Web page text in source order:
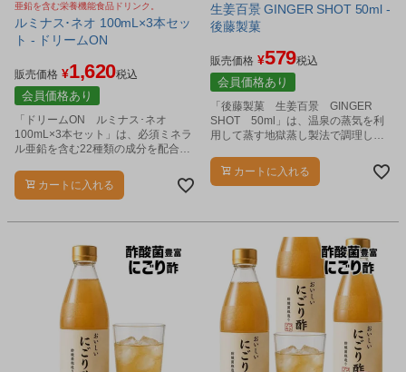
亜鉛を含む栄養機能食品ドリンク。
ルミナス･ネオ 100mL×3本セッ
ト - ドリームON
販売価格 ¥1,620税込
会員価格あり
「ドリームON ルミナス･ネオ
100mL×3本セット」は、必須ミネラ
ル亜鉛を含む22種類の成分を配合し
カートに入れる
生姜百景 GINGER SHOT 50ml -
後藤製菓
販売価格 ¥579税込
会員価格あり
「後藤製菓 生姜百景 GINGER
SHOT 50ml」は、温泉の蒸気を利
用して蒸す地獄蒸し製法で調理した
有機みかん、有機レモン、有機米飴
をバランスよく配合したノンカフェ
たウェルネスドリンクです。
カートに入れる